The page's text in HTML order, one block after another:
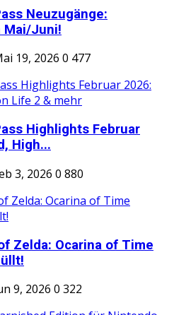
Neuzugänge:
Mai/Juni!
19, 2026 0 477
Highlights Februar
High...
3, 2026 0 880
Zelda: Ocarina of Time
9, 2026 0 322